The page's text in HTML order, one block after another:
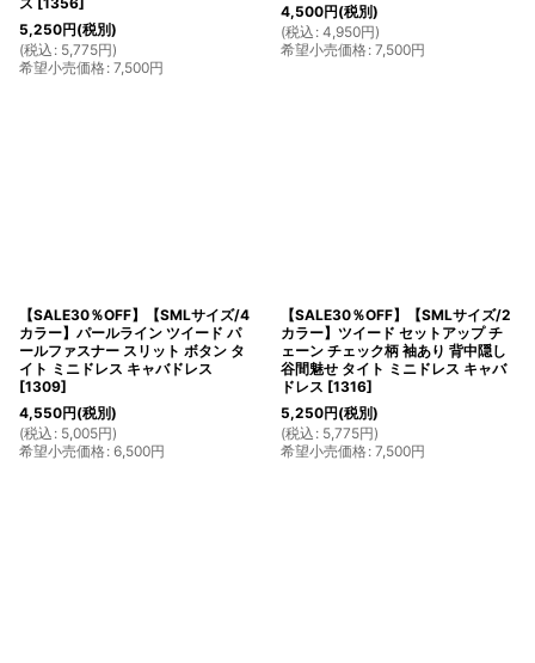
5,250円(税別)
(税込 : 5,775円)
希望小売価格: 7,500円
4,500円(税別)
(税込 : 4,950円)
希望小売価格: 7,500円
【SALE30％OFF】【SMLサイズ/4
カラー】パールライン ツイード パ
ールファスナー スリット ボタン タ
イト ミニドレス キャバドレス
[1309]
4,550円(税別)
(税込 : 5,005円)
希望小売価格: 6,500円
【SALE30％OFF】【SMLサイズ/2
カラー】ツイード セットアップ チ
ェーン チェック柄 袖あり 背中隠し
谷間魅せ タイト ミニドレス キャバ
ドレス [1316]
5,250円(税別)
(税込 : 5,775円)
希望小売価格: 7,500円